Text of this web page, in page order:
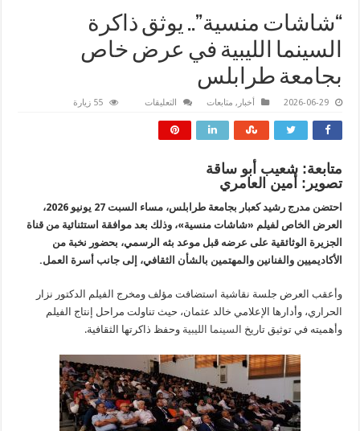
“شاشات منسية”.. يوثق ذاكرة
السينما الليبية في عرض خاص
بجامعة طرابلس
2026-06-29 أخبار , متابعات التعليقات
بجامعة
مغلقة
55 زيارة
متابعة: شعيب أبو ساقة
تصوير: أمين العامري
احتضن مدرج رشيد كعبار بجامعة طرابلس، مساء السبت 27 يونيو 2026،
العرض الخاص لفيلم «شاشات منسية»، وذلك بعد موافقة استثنائية من قناة
الجزيرة الوثائقية على عرضه قبل موعد بثه الرسمي، بحضور نخبة من
الأكاديميين والفنانين والمهتمين بالشأن الثقافي، إلى جانب أسرة العمل.
وأعقب العرض جلسة نقاشية استضافت مؤلف ومخرج الفيلم الدكتور نزار
الحراري، وأدارها الإعلامي خالد عثمان، حيث تناولت مراحل إنتاج الفيلم
وأهميته في توثيق تاريخ السينما الليبية وحفظ ذاكرتها الثقافية.